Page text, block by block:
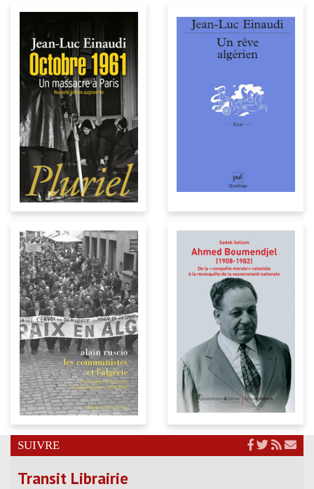
SUIVRE
Transit Librairie